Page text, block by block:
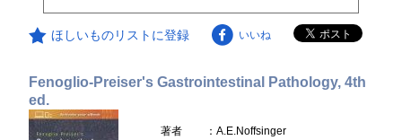
ほしいものリストに登録 いいね
Fenoglio-Preiser's Gastrointestinal Pathology, 4th
ed.
著者
：A.E.Noffsinger